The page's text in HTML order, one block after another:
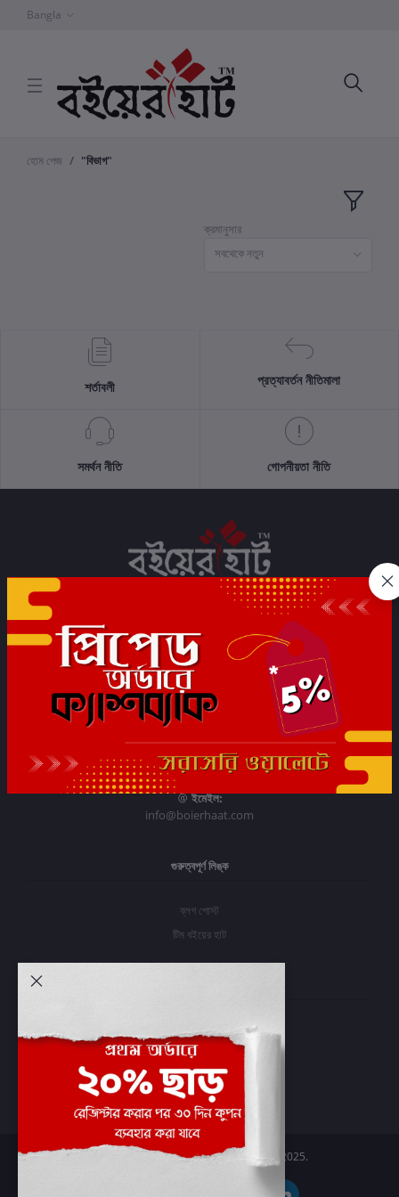
Bangla
হোম পেজ "বিভাগ"
ক্রমানুসার
সবথেকে নতুন
শর্তাবলী প্রত্যাবর্তন নীতিমালা
সমর্থন নীতি গোপনীয়তা নীতি
সাবস্ক্রাইব
যোগাযোগের তথ্য
ফোন:
+91 7044472233
ইমেইল:
info@boierhaat.com
গুরুত্বপূর্ণ লিঙ্ক
ব্লগ পোস্ট
টিম বইয়ের হাট
প্রবেশ করুন
অর্ডার ইতিহাস
আমার ইচ্ছাগুলি
অর্ডার ট্র্যাকিং
Boier Haat™ | © All rights reserved 2025.